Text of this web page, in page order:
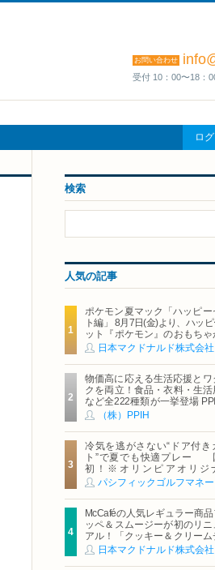
お問い合わせ
受付 10：00〜18：
ロ
検索
人気の記事
ポケモン夏マック「ハッピー
ト編」 8月7日(金)より、ハッ
ット『ポケモン』のおもちゃ
間限定登場
日本マクドナルド株式会社
物価高に応える生活応援とワ
クを両立！食品・衣料・生活
など全222種類が一挙登場
ループ「夏福袋」＆セール 8月
(木)より順次スタート
（株）PPIH
冷気を逃がさない“ドア付き
ト”で夏でも快適プレー
初！※オリンピアオリジ
「AirCon Cart（エアコン
ト）」導入 | ＰＧＭ
McCaféの人気レギュラー商品
ッペ＆スムージーが初のリニ
アル！「クッキー＆クリーム
コフラッペ」「マンゴースム
ー」8月5日（水）から販売開始
日本マクドナルド株式会社